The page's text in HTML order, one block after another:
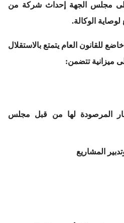
مجلس الجهة إحداث شركة من
الوكالة.
للقانون العام يتمتع بالاستقلال
ميزانية تتضمن:
المرصودة لها من قبل مجلس
المشاريع